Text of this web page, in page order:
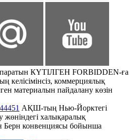
КҮТІЛГЕН FORBIDDEN-ға
келісімінсіз, коммерциялық
материалын пайдалану көзін
АҚШ-тың Нью-Йорктегі
жөніндегі халықаралық
Берн конвенциясы бойынша